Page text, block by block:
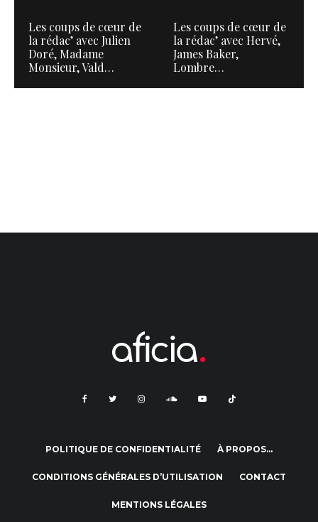
Les coups de cœur de
la rédac’ avec Julien
Doré, Madame
Monsieur, Vald…
Les coups de cœur de
la rédac’ avec Hervé,
James Baker,
Lombre…
POLITIQUE DE CONFIDENTIALITÉ À PROPOS…
CONDITIONS GÉNÉRALES D’UTILISATION CONTACT
MENTIONS LÉGALES